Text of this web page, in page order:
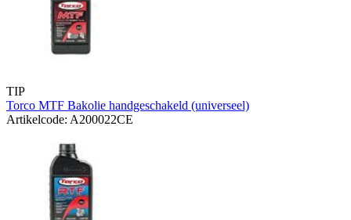
TIP
Torco MTF Bakolie handgeschakeld (universeel)
Artikelcode: A200022CE